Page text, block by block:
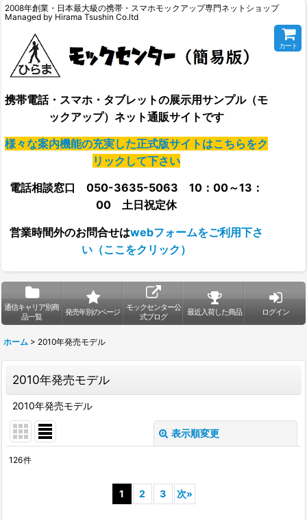
2008年創業・日本最大級の携帯・スマホモックアップ専門ネットショップ
Managed by Hirama Tsushin Co.ltd
携帯電話・スマホ・タブレットの展示用サンプル（モ
ックアップ）ネット通販サイトです
様々な案内機能の充実した正式版サイトはこちらをク
リックして下さい
電話相談窓口 050-3635-5063 10：00～13：
00 土日祝定休
営業時間外のお問合せはwebフォームをご利用下さ
い（ここをクリック）
カート
通信キャリア別商
品一覧
発売年別のページ
モックセンター公
式ブログ
最近入荷した商品 ログイン
ホーム > 2010年発売モデル
2010年発売モデル
2010年発売モデル
表示順変更
126件
1 2 3 次»